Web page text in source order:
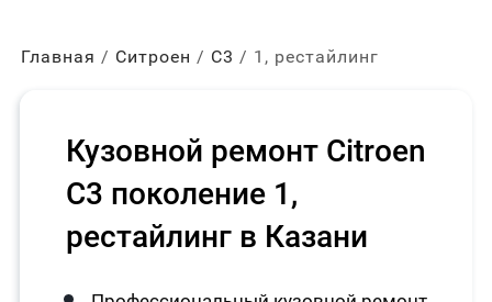
Главная Ситроен С3 1, рестайлинг
Кузовной ремонт Citroen
C3 поколение 1,
рестайлинг в Казани